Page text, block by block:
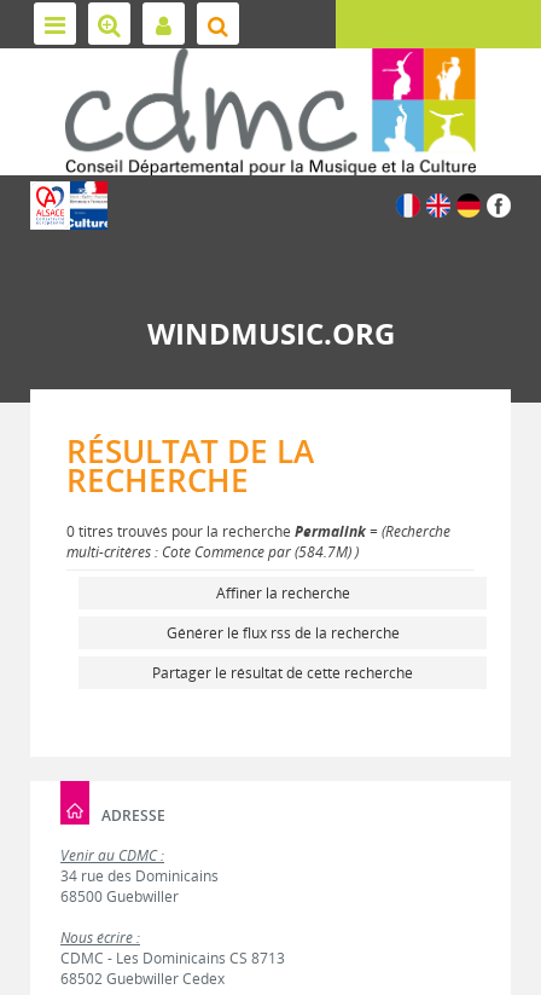
WINDMUSIC.ORG
RÉSULTAT DE LA
RECHERCHE
0 titres trouvés pour la recherche Permalink= (Recherche
multi-critères : Cote Commence par (584.7M) )
Affiner la recherche
Générer le flux rss de la recherche
Partager le résultat de cette recherche
ADRESSE
Venir au CDMC :
34 rue des Dominicains
68500 Guebwiller
Nous écrire :
CDMC - Les Dominicains CS 8713
68502 Guebwiller Cedex